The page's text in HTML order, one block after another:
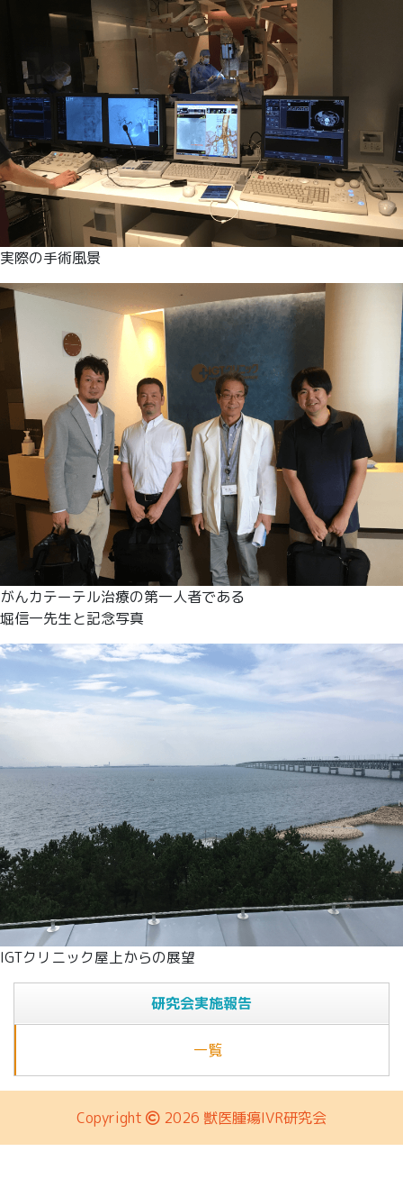
実際の手術風景
がんカテーテル治療の第一人者である
堀信一先生と記念写真
IGTクリニック屋上からの展望
研究会実施報告
一覧
Copyright 2026 獣医腫瘍IVR研究会